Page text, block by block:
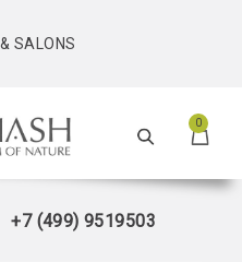
SALONS
0
+7 (499) 9519503